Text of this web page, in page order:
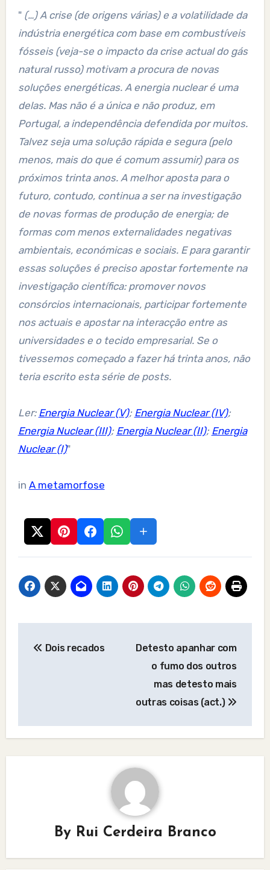
"(…) A crise (de origens várias) e a volatilidade da
indústria energética com base em combustíveis
fósseis (veja-se o impacto da criseactual do gás
natural russo) motivam a procura de novas
soluções energéticas. A energia nuclear é uma
delas. Mas não é a única e não produz, em
Portugal, a independência defendida por muitos.
Talvez seja uma solução rápida e segura (pelo
menos, mais do que é comum assumir) para os
próximos trinta anos. A melhor aposta para o
futuro, contudo, continua a ser na investigação
de novas formas de produção de energia; de
formas com menos externalidades negativas
ambientais, económicas e sociais. E para garantir
essas soluções é preciso apostar fortemente na
investigação científica: promover novos
consórcios internacionais, participar fortemente
nos actuais e apostar na interacção entre as
universidades e o tecido empresarial. Se o
tivessemos começado a fazer há trinta anos, não
teria escrito esta série de posts.
Ler: Energia Nuclear (V); Energia Nuclear (IV);
Energia Nuclear (III); Energia Nuclear (II); Energia
Nuclear (I)"
in A metamorfose
Dois recados
Detesto apanhar com
o fumo dos outros
mas detesto mais
outras coisas (act.)
By Rui Cerdeira Branco